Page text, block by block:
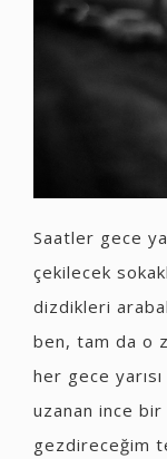
Saatler gece
çekilecek
dizdikleri
ben, tam da o
her gece
uzanan ince
gezdireceğim